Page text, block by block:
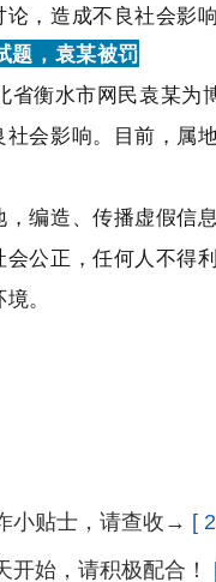
，造成不良社会影
题，袁某被罚
衡水市网民袁某为
会影响。目前，属
编造、传播虚假信
公正，任何人不得
。
小贴士，请查收→ [
开始，请积极配合！